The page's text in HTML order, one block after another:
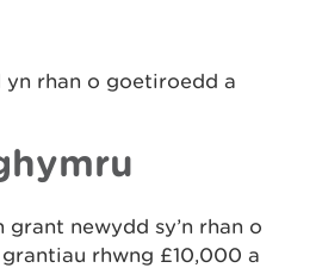
rhan o goetiroedd a
newydd sy’n rhan o
rhwng £10,000 a